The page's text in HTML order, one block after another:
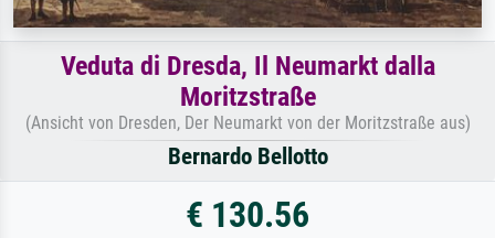
Veduta di Dresda, Il Neumarkt dalla
Moritzstraße
(Ansicht von Dresden, Der Neumarkt von der Moritzstraße aus)
Bernardo Bellotto
€ 130.56